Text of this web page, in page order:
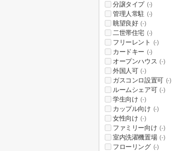
分譲タイプ (-)
管理人常駐 (-)
眺望良好 (-)
二世帯住宅 (-)
フリーレント (-)
カードキー (-)
オープンハウス (-)
外国人可 (-)
ガスコンロ設置可 (-)
ルームシェア可 (-)
学生向け (-)
カップル向け (-)
女性向け (-)
ファミリー向け (-)
室内洗濯機置場 (-)
フローリング (-)